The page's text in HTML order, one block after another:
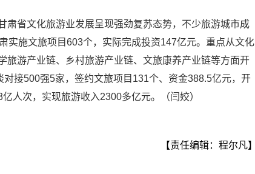
肃省文化旅游业发展呈现强劲复苏态势，不少旅游城市成
实施文旅项目603个，实际完成投资147亿元。重点从文化
旅游产业链、乡村旅游产业链、文旅康养产业链等方面开
接500强5家，签约文旅项目131个、资金388.5亿元，开
人次，实现旅游收入2300多亿元。（闫姣）
【责任编辑：程尔凡】